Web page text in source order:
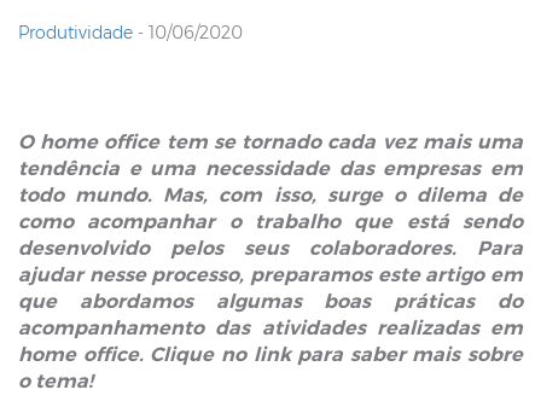
Produtividade - 10/06/2020
O home office tem se tornado cada vez mais uma
tendência e uma necessidade das empresas em
todo mundo. Mas, com isso, surge o dilema de
como acompanhar o trabalho que está sendo
desenvolvido pelos seus colaboradores. Para
ajudar nesse processo, preparamos este artigo em
que abordamos algumas boas práticas do
acompanhamento das atividades realizadas em
home office. Clique no link para saber mais sobre
o tema!